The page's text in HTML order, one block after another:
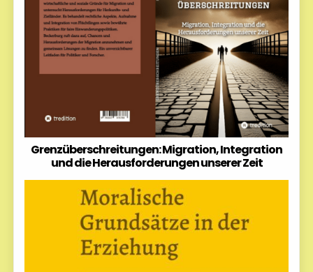
Grenzüberschreitungen: Migration, Integration
und die Herausforderungen unserer Zeit